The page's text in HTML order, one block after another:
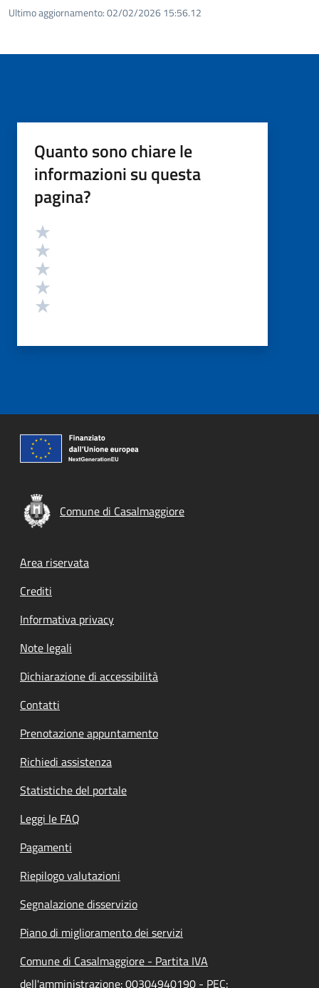
Ultimo aggiornamento:02/02/2026 15:56.12
Quanto sono chiare le
informazioni su questa
pagina?
Valutazione
Comune di Casalmaggiore
Footer menu
Area riservata
Crediti
Informativa privacy
Note legali
Dichiarazione di accessibilità
Contatti
Prenotazione appuntamento
Richiedi assistenza
Statistiche del portale
Leggi le FAQ
Pagamenti
Riepilogo valutazioni
Segnalazione disservizio
Piano di miglioramento dei servizi
Comune di Casalmaggiore - Partita IVA
dell'amministrazione: 00304940190 - PEC: